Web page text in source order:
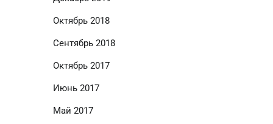
Октябрь 2018
Сентябрь 2018
Октябрь 2017
Июнь 2017
Май 2017